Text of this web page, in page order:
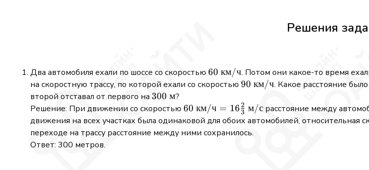
Решения
Два автомобиля ехали по шоссе со скоростью 60\
\mathrm{км/
60 км/ч. Потом они какое-то время
на скоростную трассу, по которой ехали со скоростью 90\
ч}
90 км/ч. Какое расстояние
второй отставал от первого на 300\
\mathrm{м}
300 м?
Решение: При движении со скоростью 60\
\mathrm{км/
ч} =
60 км/ч = 163
2 м/с расстояние между
движения на всех участках была одинаковой для обоих автомобилей, относительная
переходе на трассу расстояние между ними сохранилось.
Ответ: 300 метров.